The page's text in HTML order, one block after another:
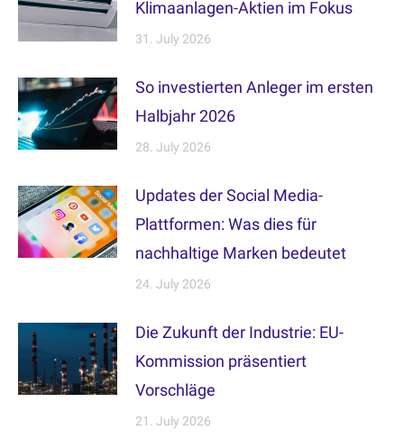
Klimaanlagen-Aktien im Fokus
31. July 2026
So investierten Anleger im ersten
Halbjahr 2026
28. July 2026
Updates der Social Media-
Plattformen: Was dies für
nachhaltige Marken bedeutet
24. July 2026
Die Zukunft der Industrie: EU-
Kommission präsentiert
Vorschläge
21. July 2026